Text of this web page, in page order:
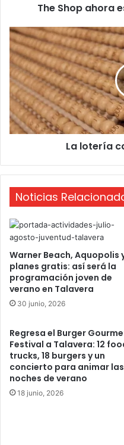
a
e
s
t
á
e
n
c
a
n
I
d
r
o
The Shop ahora
L
a
l
o
t
e
r
í
a
n
T
a
v
e
r
a
La lotería
Noticias
Warner Beach, Aquopolis
planes gratis: así será la
programación joven de
verano en Talavera
30 junio, 2026
Regresa el Burger
Festival a Talavera: 12
trucks, 18 burgers y un
concierto para animar las
noches de verano
18 junio, 2026